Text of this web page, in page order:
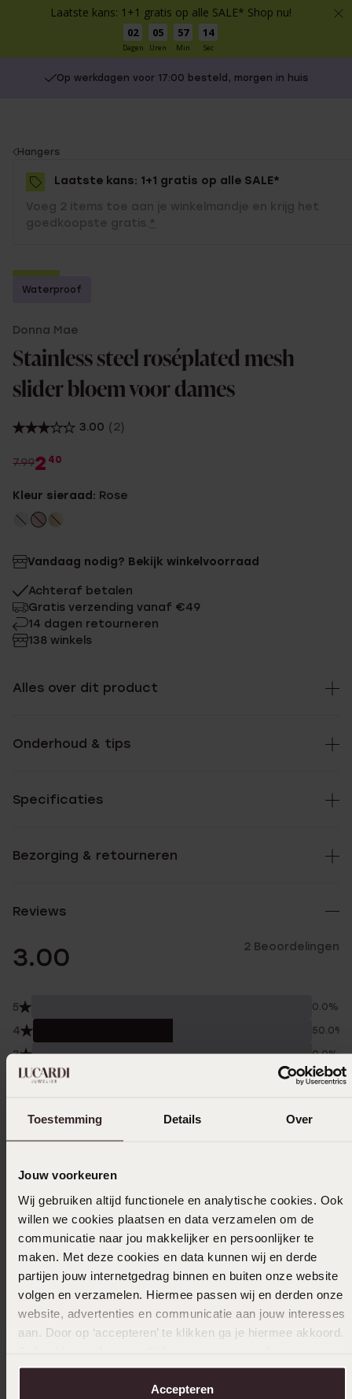
Laatste kans: 1+1 gratis op alle SALE* Shop nu!
02
Dagen
05
Uren
57
Min
14
Sec
Toestemming Details Over
Jouw voorkeuren
Wij gebruiken altijd functionele en analytische cookies. Ook
willen we cookies plaatsen en data verzamelen om de
communicatie naar jou makkelijker en persoonlijker te
maken. Met deze cookies en data kunnen wij en derde
partijen jouw internetgedrag binnen en buiten onze website
volgen en verzamelen. Hiermee passen wij en derden onze
website, advertenties en communicatie aan jouw interesses
aan. Door op ‘accepteren’ te klikken ga je hiermee akkoord.
over in onscookiebeleid.
Accepteren
Op werkdagen voor 17:00 besteld, morgen in huis
You
are
here:
Hangers
Laatste kans: 1+1 gratis op alle SALE*
Voeg 2 items toe aan je winkelmandje en krijg het
goedkoopste gratis. *
-70%
Waterproof
Donna Mae
Stainless steel roséplated mesh
slider bloem voor dames
3.00 (2)
7.992 40
Kleur sieraad: Rose
Vandaag nodig? Bekijk winkelvoorraad
Achteraf betalen
Gratis verzending vanaf €49
14 dagen retourneren
138 winkels
Alles over dit product
Onderhoud & tips
Specificaties
Bezorging & retourneren
Reviews
3.00 2 Beoordelingen
5 0.0%
4 50.0%
3 0.0%
2 50.0%
Verzameld onder de
09-12-2023 - I M.
Btje goedkope uitstraling